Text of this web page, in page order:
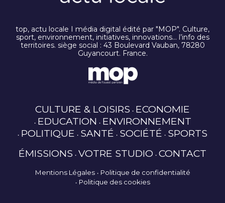
top, actu locale I média digital édité par "MOP". Culture,
sport, environnement, initiatives, innovations… l’info des
territoires. siège social : 43 Boulevard Vauban, 78280
Guyancourt. France.
CULTURE & LOISIRS ECONOMIE
EDUCATION ENVIRONNEMENT
POLITIQUE SANTÉ SOCIÉTÉ SPORTS
ÉMISSIONS VOTRE STUDIO CONTACT
Mentions Légales
Politique de confidentialité
Politique des cookies